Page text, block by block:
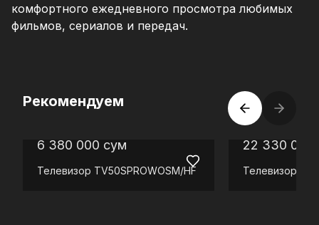
комфортного ежедневного просмотра любимых
фильмов, сериалов и передач.
Рекомендуем
6 380 000 сум
Телевизор TV50SPROWOSM/HF
22 330 000
Телевизор